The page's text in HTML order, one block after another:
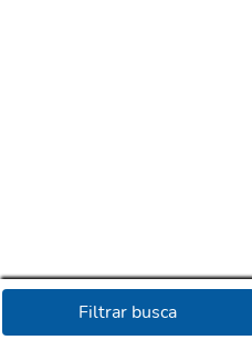
Filtrar busca